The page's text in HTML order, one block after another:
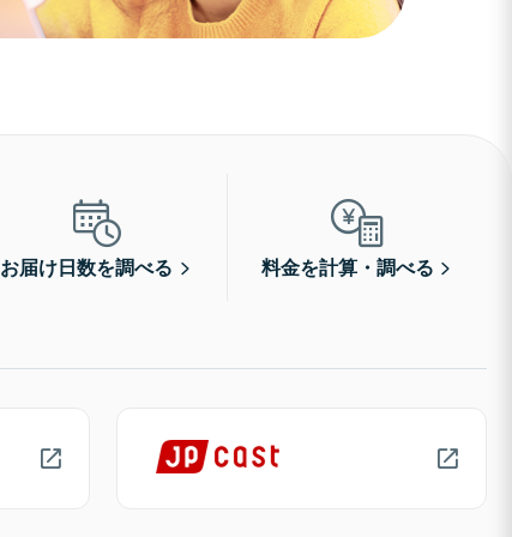
お届け日数を調べる 料金を計算・調べる